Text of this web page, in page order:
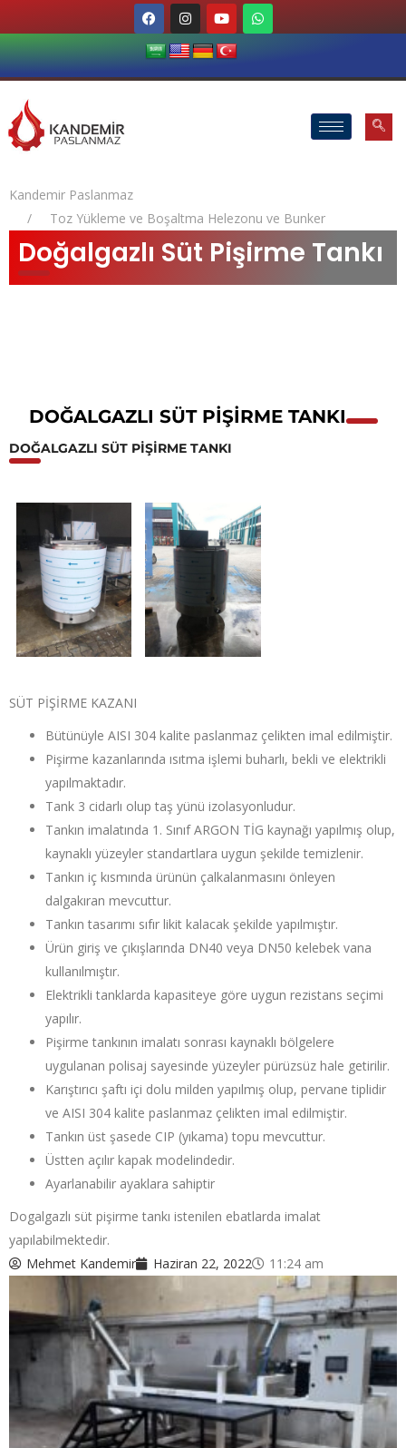
Kandemir Paslanmaz
Toz Yükleme ve Boşaltma Helezonu ve Bunker
Doğalgazlı Süt Pişirme Tankı
DOĞALGAZLI SÜT PIŞIRME TANKI
DOĞALGAZLI SÜT PIŞIRME TANKI
SÜT PİŞİRME KAZANI
Bütünüyle AISI 304 kalite paslanmaz çelikten imal edilmiştir.
Pişirme kazanlarında ısıtma işlemi buharlı, bekli ve elektrikli
yapılmaktadır.
Tank 3 cidarlı olup taş yünü izolasyonludur.
Tankın imalatında 1. Sınıf ARGON TİG kaynağı yapılmış olup,
kaynaklı yüzeyler standartlara uygun şekilde temizlenir.
Tankın iç kısmında ürünün çalkalanmasını önleyen
dalgakıran mevcuttur.
Tankın tasarımı sıfır likit kalacak şekilde yapılmıştır.
Ürün giriş ve çıkışlarında DN40 veya DN50 kelebek vana
kullanılmıştır.
Elektrikli tanklarda kapasiteye göre uygun rezistans seçimi
yapılır.
Pişirme tankının imalatı sonrası kaynaklı bölgelere
uygulanan polisaj sayesinde yüzeyler pürüzsüz hale getirilir.
Karıştırıcı şaftı içi dolu milden yapılmış olup, pervane tiplidir
ve AISI 304 kalite paslanmaz çelikten imal edilmiştir.
Tankın üst şasede CIP (yıkama) topu mevcuttur.
Üstten açılır kapak modelindedir.
Ayarlanabilir ayaklara sahiptir
Dogalgazlı süt pişirme tankı istenilen ebatlarda imalat
yapılabilmektedir.
Mehmet Kandemir
Haziran 22, 2022 11:24 am